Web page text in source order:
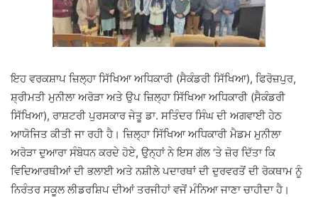
ਇਹ ਵਰਕਸ਼ਾਪ ਜ਼ਿਲ੍ਹਾ ਸਿੱਖਿਆ ਅਧਿਕਾਰੀ (ਸੈਕੰਡਰੀ ਸਿੱਖਿਆ), ਫਿਰੋਜ਼ਪੁਰ,
ਸ਼੍ਰੀਮਤੀ ਮੁਨੀਲਾ ਅਰੋੜਾ ਅਤੇ ਉਪ ਜ਼ਿਲ੍ਹਾ ਸਿੱਖਿਆ ਅਧਿਕਾਰੀ (ਸੈਕੰਡਰੀ
ਸਿੱਖਿਆ), ਰਾਸ਼ਟਰੀ ਪੁਰਸਕਾਰ ਜੇਤੂ ਡਾ. ਸਤਿੰਦਰ ਸਿੰਘ ਦੀ ਅਗਵਾਈ ਹੇਠ
ਆਯੋਜਿਤ ਕੀਤੀ ਜਾ ਰਹੀ ਹੈ। ਜ਼ਿਲ੍ਹਾ ਸਿੱਖਿਆ ਅਧਿਕਾਰੀ ਮੈਡਮ ਮੁਨੀਲਾ
ਅਰੋੜਾ ਦੁਆਰਾ ਸੰਬੋਧਨ ਕਰਦੇ ਹੋਏ, ਉਨ੍ਹਾਂ ਨੇ ਇਸ ਗੱਲ ‘ਤੇ ਜ਼ੋਰ ਦਿੱਤਾ ਕਿ
ਵਿਦਿਆਰਥੀਆਂ ਦੀ ਭਲਾਈ ਅਤੇ ਨਸ਼ੀਲੇ ਪਦਾਰਥਾਂ ਦੀ ਦੁਰਵਰਤੋਂ ਦੀ ਰੋਕਥਾਮ ਨੂੰ
ਨਿਰੰਤਰ ਸਕੂਲ ਲੀਡਰਸ਼ਿਪ ਦੀਆਂ ਤਰਜੀਹਾਂ ਵਜੋਂ ਮੰਨਿਆ ਜਾਣਾ ਚਾਹੀਦਾ ਹੈ।